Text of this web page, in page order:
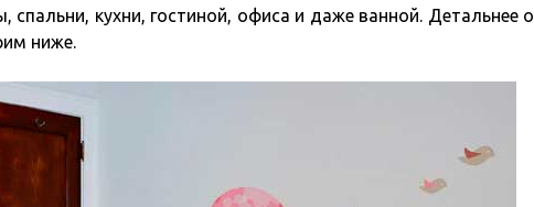
кухни, гостиной, офиса и даже ванной. Детальнее о
ниже.